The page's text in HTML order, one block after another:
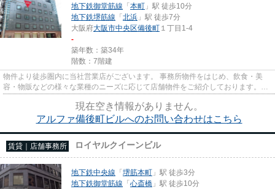
地下鉄御堂筋線 「本町 」駅 徒歩10分
地下鉄堺筋線 「北浜 」駅 徒歩7分
大阪府大阪市中央区備後町 １丁目1-4
-
築年数：築34年
階数：7階建
物件より徒歩圏内に当社営業店がございます。 事務所物件をはじめ、飲食・美
容・物販などの様々な業種のニーズに応じて店舗物件をご紹介しております。
尚、弊社ではおとり広告は一切...
現在空き情報がありません。
アルファ備後町ビルへのお問い合わせはこちら
賃貸｜店舗事務所 ロイヤルクイーンビル
地下鉄中央線 「堺筋本町 」駅 徒歩3分
地下鉄御堂筋線 「心斎橋 」駅 徒歩10分